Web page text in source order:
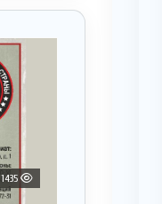
1435